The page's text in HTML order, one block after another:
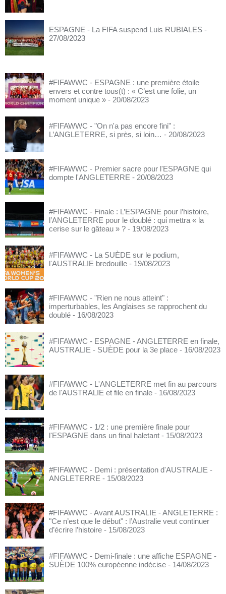
ESPAGNE - La FIFA suspend Luis RUBIALES -
27/08/2023
#FIFAWWC - ESPAGNE : une première étoile
envers et contre tous(t) : « C’est une folie, un
moment unique » - 20/08/2023
#FIFAWWC - "On n'a pas encore fini" :
L’ANGLETERRE, si près, si loin… - 20/08/2023
#FIFAWWC - Premier sacre pour l'ESPAGNE qui
dompte l'ANGLETERRE - 20/08/2023
#FIFAWWC - Finale : L’ESPAGNE pour l’histoire,
l’ANGLETERRE pour le doublé : qui mettra « la
cerise sur le gâteau » ? - 19/08/2023
#FIFAWWC - La SUÈDE sur le podium,
l'AUSTRALIE bredouille - 19/08/2023
#FIFAWWC - "Rien ne nous atteint" :
imperturbables, les Anglaises se rapprochent du
doublé - 16/08/2023
#FIFAWWC - ESPAGNE - ANGLETERRE en finale,
AUSTRALIE - SUÈDE pour la 3e place - 16/08/2023
#FIFAWWC - L'ANGLETERRE met fin au parcours
de l'AUSTRALIE et file en finale - 16/08/2023
#FIFAWWC - 1/2 : une première finale pour
l'ESPAGNE dans un final haletant - 15/08/2023
#FIFAWWC - Demi : présentation d'AUSTRALIE -
ANGLETERRE - 15/08/2023
#FIFAWWC - Avant AUSTRALIE - ANGLETERRE :
"Ce n’est que le début" : l’Australie veut continuer
d’écrire l’histoire - 15/08/2023
#FIFAWWC - Demi-finale : une affiche ESPAGNE -
SUÈDE 100% européenne indécise - 14/08/2023